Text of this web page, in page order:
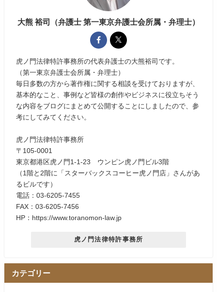
大熊 裕司（弁護士 第一東京弁護士会所属・弁理士）
虎ノ門法律特許事務所の代表弁護士の大熊裕司です。
（第一東京弁護士会所属・弁理士）
毎日多数の方から著作権に関する相談を受けておりますが、
基本的なこと、事例など皆様の創作やビジネスに役立ちそう
な内容をブログにまとめて公開することにしましたので、参
考にしてみてください。
虎ノ門法律特許事務所
〒105-0001
東京都港区虎ノ門1-1-23 ウンピン虎ノ門ビル3階
（1階と2階に「スターバックスコーヒー虎ノ門店」さんがあ
るビルです）
電話：03-6205-7455
FAX：03-6205-7456
HP：https://www.toranomon-law.jp
虎ノ門法律特許事務所
カテゴリー